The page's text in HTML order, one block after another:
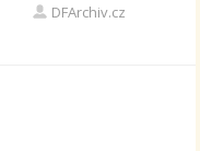
DFArchiv.cz